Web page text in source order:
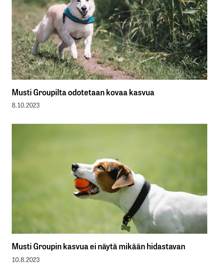
Musti Groupilta odotetaan kovaa kasvua
8.10.2023
Musti Groupin kasvua ei näytä mikään hidastavan
10.8.2023